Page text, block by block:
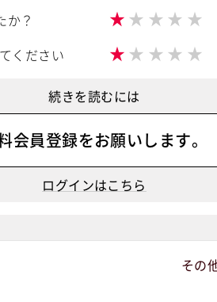
か？ ★ ★ ★ ★ ★
ください ★ ★ ★ ★ ★
続きを読むには
会員登録をお願いします。
ログインはこちら
その